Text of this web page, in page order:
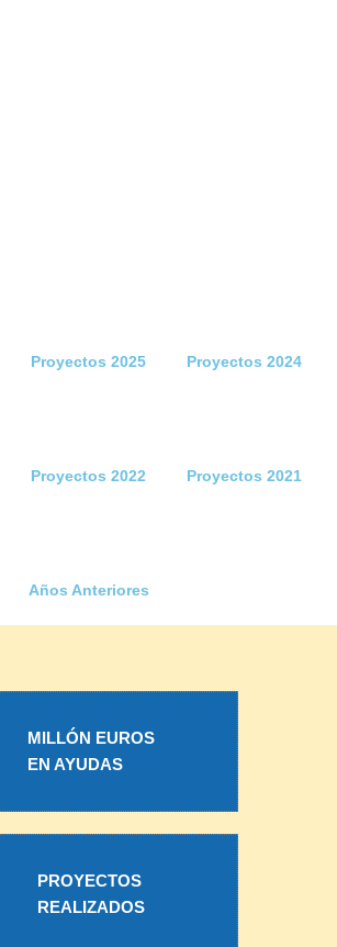
Proyectos 2025 Proyectos 2024
Proyectos 2022 Proyectos 2021
Años Anteriores
MILLÓN EUROS
EN AYUDAS
PROYECTOS
REALIZADOS